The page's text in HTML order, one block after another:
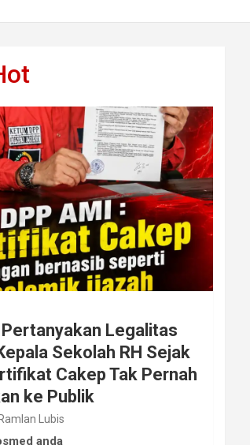
Pertanyakan Legalitas
Sekolah RH Sejak
Cakep Tak Pernah
ke Publik
Ramlan Lubis
anda